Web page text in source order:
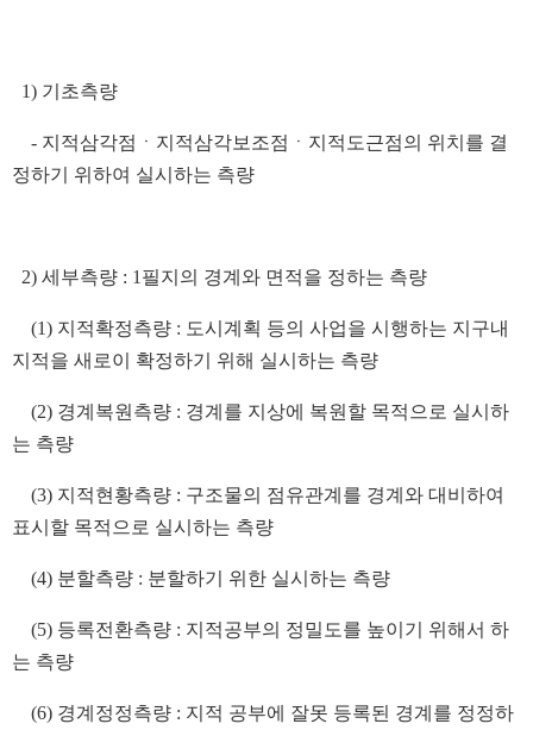
1) 기초측량
- 지적삼각점ㆍ지적삼각보조점ㆍ지적도근점의 위치를 결
정하기 위하여 실시하는 측량
2) 세부측량 : 1필지의 경계와 면적을 정하는 측량
(1) 지적확정측량 : 도시계획 등의 사업을 시행하는 지구내
지적을 새로이 확정하기 위해 실시하는 측량
(2) 경계복원측량 : 경계를 지상에 복원할 목적으로 실시하
는 측량
(3) 지적현황측량 : 구조물의 점유관계를 경계와 대비하여
표시할 목적으로 실시하는 측량
(4) 분할측량 : 분할하기 위한 실시하는 측량
(5) 등록전환측량 : 지적공부의 정밀도를 높이기 위해서 하
는 측량
(6) 경계정정측량 : 지적 공부에 잘못 등록된 경계를 정정하